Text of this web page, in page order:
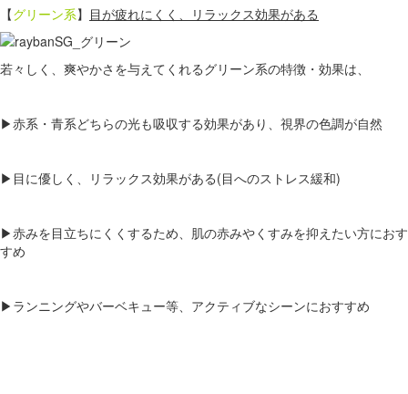
【グリーン系】 目が疲れにくく、リラックス効果がある
若々しく、爽やかさを与えてくれるグリーン系の特徴・効果は、
▶赤系・青系どちらの光も吸収する効果があり、視界の色調が自然
▶目に優しく、リラックス効果がある(目へのストレス緩和)
▶赤みを目立ちにくくするため、肌の赤みやくすみを抑えたい方におす
すめ
▶ランニングやバーベキュー等、アクティブなシーンにおすすめ